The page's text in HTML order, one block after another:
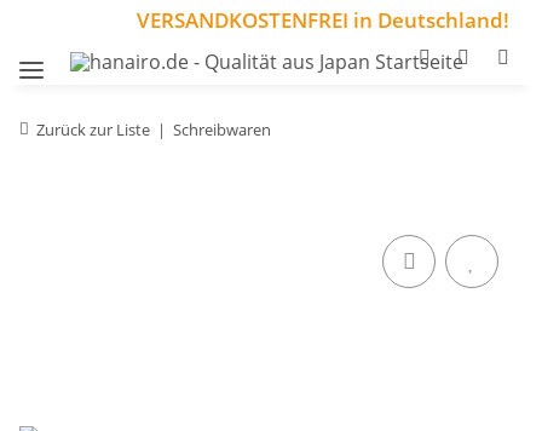
VERSANDKOSTENFREI in Deutschland!
Zurück zur Liste Schreibwaren